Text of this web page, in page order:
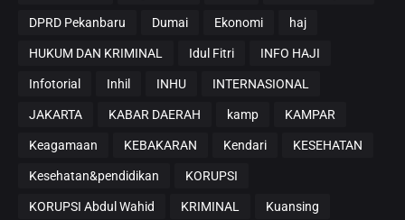
DPRD Pekanbaru Dumai Ekonomi haj
HUKUM DAN KRIMINAL Idul Fitri INFO HAJI
Infotorial Inhil INHU INTERNASIONAL
JAKARTA KABAR DAERAH kamp KAMPAR
Keagamaan KEBAKARAN Kendari KESEHATAN
Kesehatan&pendidikan KORUPSI
KORUPSI Abdul Wahid KRIMINAL Kuansing